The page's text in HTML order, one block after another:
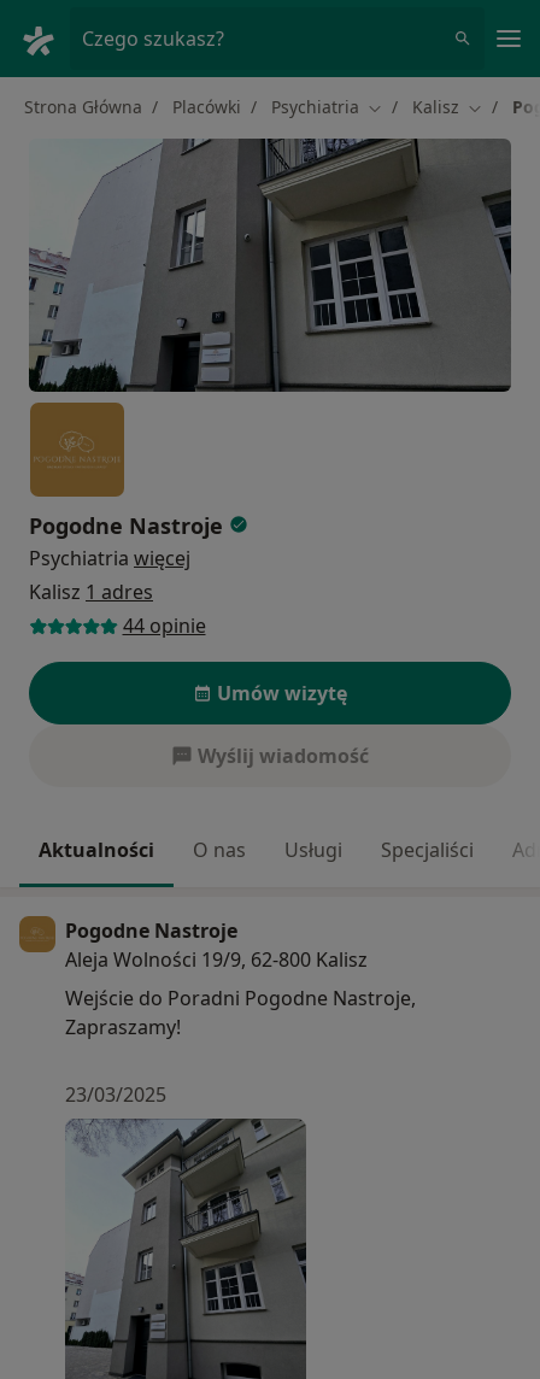
Czego szukasz?
Strona Główna Placówki Psychiatria Zmień miasto
Kalisz Zmień
Pogodne Nastroje
Psychiatria więcej
Kalisz 1 adres
44 opinie
Umów wizytę
Wyślij wiadomość
Aktualności O nas Usługi Specjaliści
Pogodne Nastroje
Aleja Wolności 19/9, 62-800 Kalisz
Wejście do Poradni Pogodne Nastroje,
Zapraszamy!
23/03/2025